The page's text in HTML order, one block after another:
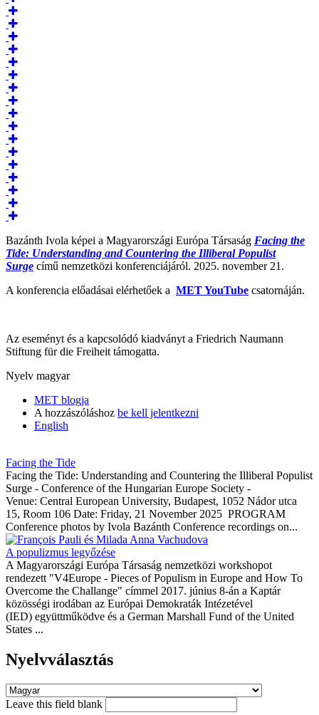
Bazánth Ivola képei a Magyarországi Európa Társaság Facing the
Tide: Understanding and Countering the Illiberal Populist
Surge című nemzetközi konferenciájáról. 2025. november 21.
A konferencia előadásai elérhetőek a MET YouTube csatornáján.
Az eseményt és a kapcsolódó kiadványt a Friedrich Naumann
Stiftung für die Freiheit támogatta.
Nyelv magyar
MET blogja
A hozzászóláshoz be kell jelentkezni
English
Facing the Tide
Facing the Tide: Understanding and Countering the Illiberal Populist
Surge - Conference of the Hungarian Europe Society -
Venue: Central European University, Budapest, 1052 Nádor utca
15, Room 106 Date: Friday, 21 November 2025 PROGRAM
Conference photos by Ivola Bazánth Conference recordings on...
A populizmus legyőzése
A Magyarországi Európa Társaság nemzetközi workshopot
rendezett "V4Europe - Pieces of Populism in Europe and How To
Overcome the Challange" címmel 2017. június 8-án a Kaptár
közösségi irodában az Európai Demokraták Intézetével
(IED) együttműködve és a German Marshall Fund of the United
States ...
Nyelvválasztás
Leave this field blank